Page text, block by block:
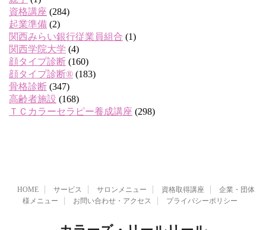
資格講座 (284)
起業準備 (2)
関西みらい銀行従業員組合 (1)
関西学院大学 (4)
顔タイプ診断 (160)
顔タイプ診断® (183)
骨格診断 (347)
高齢者施設 (168)
ＴＣカラーセラピー養成講座 (298)
HOME サービス サロンメニュー 資格取得講座
企業・団体
様メニュー
お問い合わせ・アクセス プライバシーポリシー